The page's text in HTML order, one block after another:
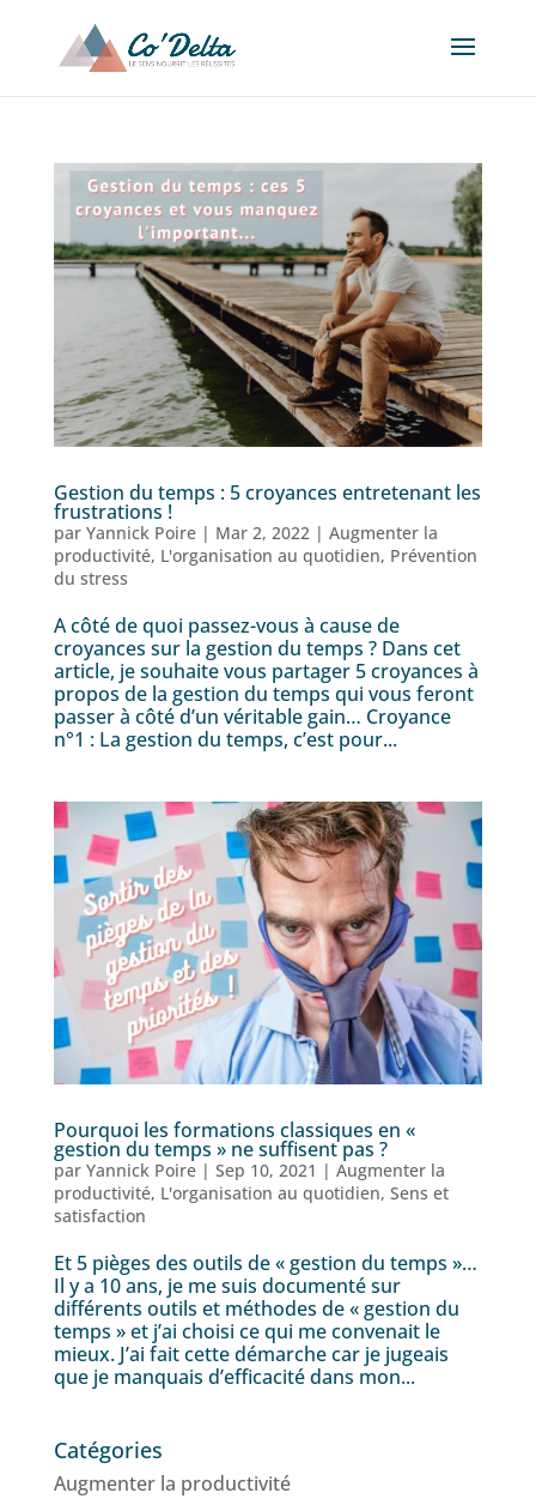
Gestion du temps : 5 croyances entretenant les
frustrations !
par Yannick Poire| Mar 2, 2022 | Augmenter la
productivité, L'organisation au quotidien, Prévention
du stress
A côté de quoi passez-vous à cause de
croyances sur la gestion du temps ? Dans cet
article, je souhaite vous partager 5 croyances à
propos de la gestion du temps qui vous feront
passer à côté d’un véritable gain… Croyance
n°1 : La gestion du temps, c’est pour...
Pourquoi les formations classiques en «
gestion du temps » ne suffisent pas ?
par Yannick Poire| Sep 10, 2021 | Augmenter la
productivité, L'organisation au quotidien, Sens et
satisfaction
Et 5 pièges des outils de « gestion du temps »…
Il y a 10 ans, je me suis documenté sur
différents outils et méthodes de « gestion du
temps » et j’ai choisi ce qui me convenait le
mieux. J’ai fait cette démarche car je jugeais
que je manquais d’efficacité dans mon...
Catégories
Augmenter la productivité